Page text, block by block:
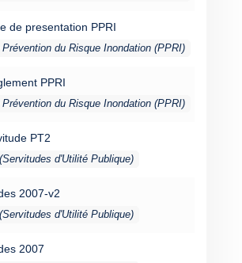
de presentation PPRI
du Risque Inondation (PPRI)
PPRI
du Risque Inondation (PPRI)
PT2
d'Utilité Publique)
2007-v2
d'Utilité Publique)
2007